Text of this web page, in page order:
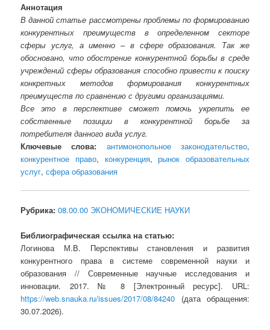
Аннотация
В данной статье рассмотрены проблемы по формированию
конкурентных преимуществ в определенном секторе
сферы услуг, а именно – в сфере образования. Так же
обосновано, что обострение конкурентной борьбы в среде
учреждений сферы образования способно привести к поиску
конкретных методов формирования конкурентных
преимуществ по сравнению с другими организациями.
Все это в перспективе сможет помочь укрепить ее
собственные позиции в конкурентной борьбе за
потребителя данного вида услуг.
Ключевые слова:
антимонопольное законодательство,
конкурентное право, конкуренция,рынок образовательных
услуг,сфера образования
Рубрика: 08.00.00 ЭКОНОМИЧЕСКИЕ НАУКИ
Библиографическая ссылка на статью:
Логинова М.В. Перспективы становления и развития
конкурентного права в системе современной науки и
образования // Современные научные исследования и
инновации. 2017. № 8 [Электронный ресурс]. URL:
https://web.snauka.ru/issues/2017/08/84240 (дата обращения:
30.07.2026).